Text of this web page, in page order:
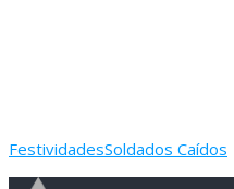
FestividadesSoldados Caídos